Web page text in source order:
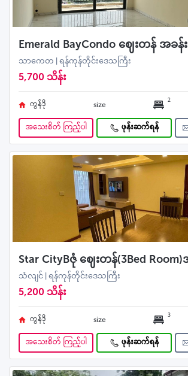
သာကေတ | ရန်ကုန်တိုင်းဒေသကြီး
5,700 သိန်း
ကွန်ဒို size 2
အသေးစိတ် ကြည့်ပါ ဖုန်းဆက်ရန်
သံလျင် | ရန်ကုန်တိုင်းဒေသကြီး
5,200 သိန်း
ကွန်ဒို size 3
အသေးစိတ် ကြည့်ပါ ဖုန်းဆက်ရန်